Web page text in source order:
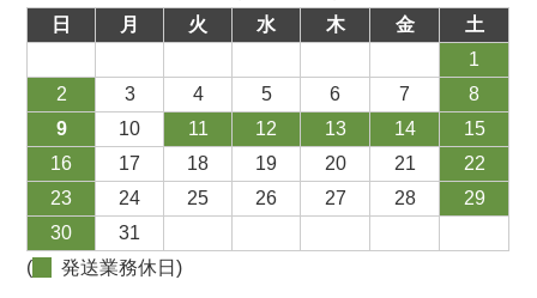
日
月 火 水 木 金
土
1
2
3 4 5 6 7
8
9
10 11 12 13 14
15
16
17 18 19 20 21
22
23
24 25 26 27 28
29
30
31
(
発送業務休日)